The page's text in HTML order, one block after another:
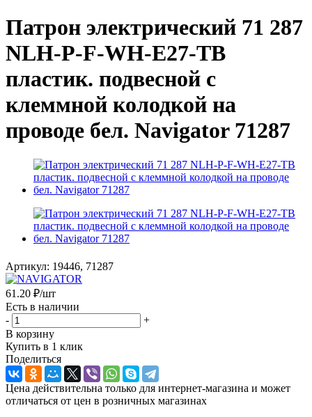
Патрон электрический 71 287
NLH-P-F-WH-E27-TB
пластик. подвесной с
клеммной колодкой на
проводе бел. Navigator 71287
Артикул: 19446, 71287
61.20 ₽/шт
Есть в наличии
-
+
В корзину
Купить в 1 клик
Поделиться
Цена действительна только для интернет-магазина и может
отличаться от цен в розничных магазинах